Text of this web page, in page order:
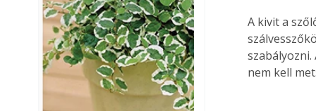
A kivit a
nem kell